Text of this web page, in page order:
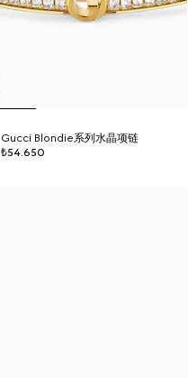
Gucci Blondie系列水晶项链
₺54.650